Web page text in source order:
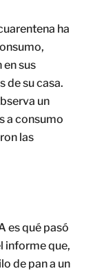
ha
sus
de su casa.
un
a consumo
las
es qué pasó
informe que,
de pan a un